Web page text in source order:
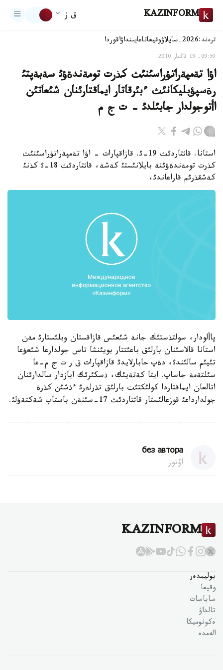
KAZINFORM ق ز
ترەند:2026-سايلاۋ وقيعاتاعايىنداۋاقوردا
09:50, 19 قاڭتار 2010
اؤا تةمپةراتؤراسئنئث كذرت تومةندةؤئ سةبةپتئ
رةسپؤبليكانئث ءبئرقاتار ايماقتارئنان شئعاتئن
اأتوجولدار جابئلدئ - ت ج م
استانا. قاثتاردئث 19-ئ. قازاقپارات - اؤا تةمپةراتؤراسئنئث
كذرت تومةندةؤئنة بايلانئستئ كةشة، قاثتاردئث 18-ئ كذنئ
كةشقذرئم قاراعاندئ،
پاألودار، سولتذستئك جانة شئعئس قازاقستان وبلئستارئ مةن
استانا قالاسئنان بارلئق باعئتتار بويئنشا تاس جولدارعا شئعؤعا
تئيئم سالئندئ، دةپ حابارلايدئ قازاقپارات ق ر ت ج م-عا
سئلتةمة جاساپ. ايتا كةتةيئك، ذسكئرئك ايازدار سالدارئنان
اتالعان ايماقتاردا كولئكتئث بارلئق تذرلةرئ ءذشئن كذرة
جولدارداعئ قوزعالئستار قاثتاردئث 17-سئنةن باستاپ شةكتةؤلئ.
без автора
اۆتور
KAZINFORM
بوليمدەر
وقيعا
ساياسات
تالداۋ
ەكونوميكا
الەمدە